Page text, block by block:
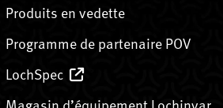
Produits en vedette
Programme de partenaire POV
LochSpec